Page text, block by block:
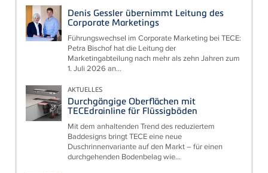
Denis Gessler übernimmt Leitung des
Corporate Marketings
Führungswechsel im Corporate Marketing bei TECE:
Petra Bischof hat die Leitung der
Marketingabteilung nach mehr als zehn Jahren zum
1. Juli 2026 an...
AKTUELLES
Durchgängige Oberflächen mit
TECEdrainline für Flüssigböden
Mit dem anhaltenden Trend des reduziertem
Baddesigns bringt TECE eine neue
Duschrinnenvariante auf den Markt – für einen
durchgehenden Bodenbelag wie...